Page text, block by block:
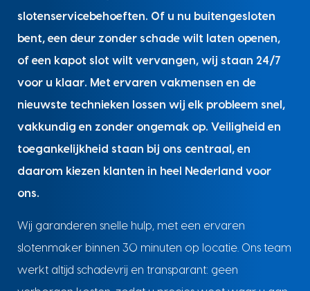
slotenservicebehoeften. Of u nu buitengesloten
bent, een deur zonder schade wilt laten openen,
of een kapot slot wilt vervangen, wij staan 24/7
voor u klaar. Met ervaren vakmensen en de
nieuwste technieken lossen wij elk probleem snel,
vakkundig en zonder ongemak op. Veiligheid en
toegankelijkheid staan bij ons centraal, en
daarom kiezen klanten in heel Nederland voor
ons.
Wij garanderen snelle hulp, met een ervaren
slotenmaker binnen 30 minuten op locatie. Ons team
werkt altijd schadevrij en transparant: geen